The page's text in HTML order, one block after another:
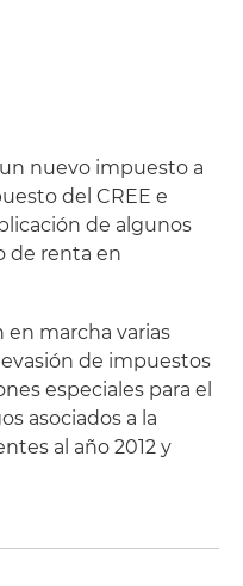
nuevo impuesto a
del CREE e
de algunos
de renta en
marcha varias
de impuestos
especiales para el
asociados a la
al año 2012 y